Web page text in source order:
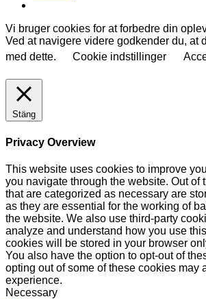
Vi bruger cookies for at forbedre din
Ved at navigere videre godkender du, at
med dette.
Cookie indstillinger
Stäng
Privacy Overview
This website uses cookies to improve
you navigate through the website. Out of
that are categorized as necessary are
as they are essential for the working of
the website. We also use third-party
analyze and understand how you use
cookies will be stored in your browser
You also have the option to opt-out of
opting out of some of these cookies may
experience.
Necessary